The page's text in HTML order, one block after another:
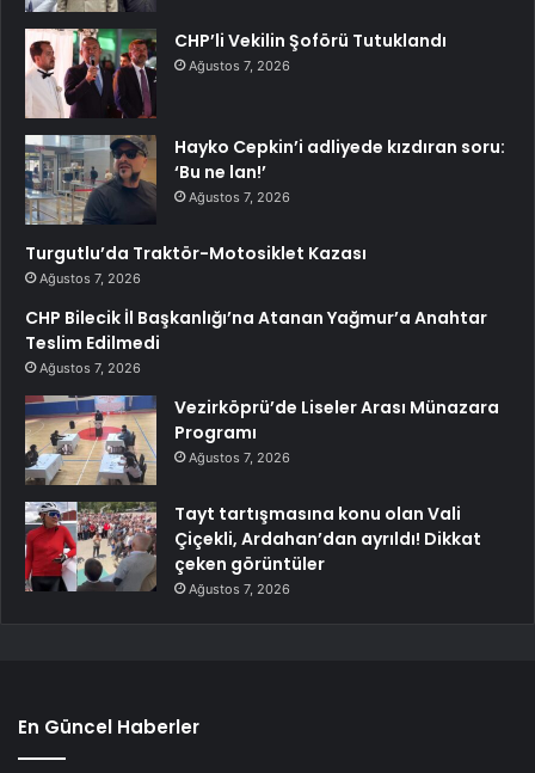
CHP’li Vekilin Şoförü Tutuklandı
Ağustos 7, 2026
Hayko Cepkin’i adliyede kızdıran soru:
‘Bu ne lan!’
Ağustos 7, 2026
Turgutlu’da Traktör-Motosiklet Kazası
Ağustos 7, 2026
CHP Bilecik İl Başkanlığı’na Atanan Yağmur’a Anahtar
Teslim Edilmedi
Ağustos 7, 2026
Vezirköprü’de Liseler Arası Münazara
Programı
Ağustos 7, 2026
Tayt tartışmasına konu olan Vali
Çiçekli, Ardahan’dan ayrıldı! Dikkat
çeken görüntüler
Ağustos 7, 2026
En Güncel Haberler